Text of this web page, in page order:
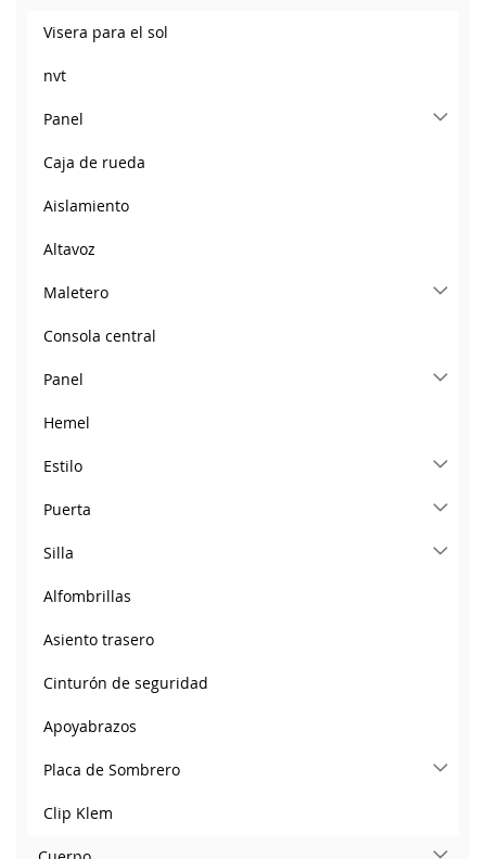
Visera para el sol
nvt
Panel
Caja de rueda
Aislamiento
Altavoz
Maletero
Consola central
Panel
Hemel
Estilo
Puerta
Silla
Alfombrillas
Asiento trasero
Cinturón de seguridad
Apoyabrazos
Placa de Sombrero
Clip Klem